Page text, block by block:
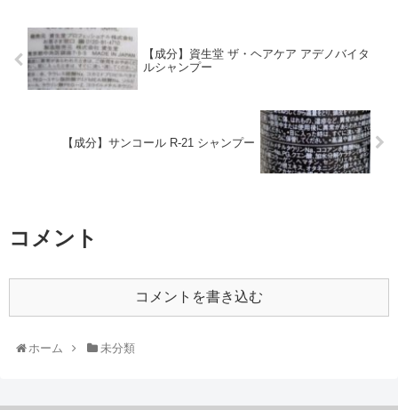
【成分】資生堂 ザ・ヘアケア アデノバイタ
ルシャンプー
【成分】サンコール R-21 シャンプー
コメント
コメントを書き込む
ホーム 未分類